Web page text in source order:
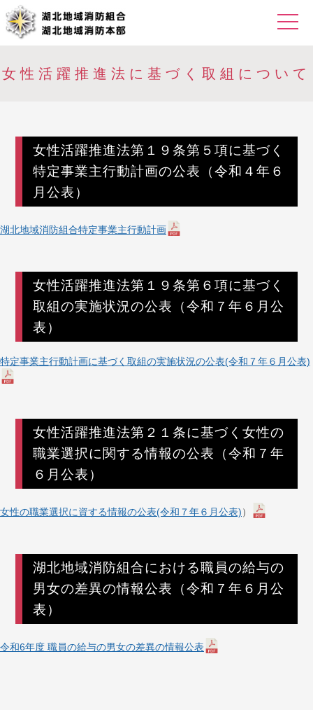
女性活躍推進法に基づく取組について
女性活躍推進法第１９条第５項に基づく
特定事業主行動計画の公表（令和４年６
月公表）
湖北地域消防組合特定事業主行動計画
女性活躍推進法第１９条第６項に基づく
取組の実施状況の公表（令和７年６月公
表）
特定事業主行動計画に基づく取組の実施状況の公表(令和７年６月公表)
女性活躍推進法第２１条に基づく女性の
職業選択に関する情報の公表（令和７年
６月公表）
女性の職業選択に資する情報の公表(令和７年６月公表)）
湖北地域消防組合における職員の給与の
男女の差異の情報公表（令和７年６月公
表）
令和6年度 職員の給与の男女の差異の情報公表